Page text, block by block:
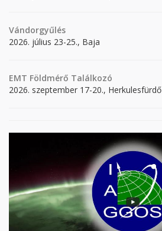
Vándorgyűlés
2026. július 23-25., Baja
EMT Földmérő Találkozó
2026. szeptember 17-20., Herkulesfürdő